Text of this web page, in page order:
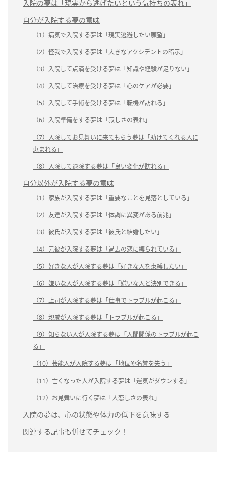
入院の夢は「現実から逃げたいという気持ちの表れ」
自分が入院する夢の意味
（1）病気で入院する夢は「現実逃避したい願望」
（2）怪我で入院する夢は「大きなアクシデントの暗示」
（3）入院して点滴を受ける夢は「知識や経験が足りない」
（4）入院して治療を受ける夢は「心のケアが必要」
（5）入院して手術を受ける夢は「転機が訪れる」
（6）入院準備をする夢は「寂しさの表れ」
（7）入院してお見舞いに来てもらう夢は「助けてくれる人に
恵まれる」
（8）入院して退院する夢は「良い変化が訪れる」
自分以外が入院する夢の意味
（1）家族が入院する夢は「重要なことを見落としている」
（2）友達が入院する夢は「体調に異変がある前兆」
（3）彼氏が入院する夢は「彼氏と結婚したい」
（4）元彼が入院する夢は「過去の恋に縛られている」
（5）好きな人が入院する夢は「好きな人を束縛したい」
（6）嫌いな人が入院する夢は「嫌いな人と決別できる」
（7）上司が入院する夢は「仕事でトラブルが起こる」
（8）親戚が入院する夢は「トラブルが起こる」
（9）知らない人が入院する夢は「人間関係のトラブルが起こ
る」
（10）芸能人が入院する夢は「地位や名誉を失う」
（11）亡くなった人が入院する夢は「運気がダウンする」
（12）お見舞いに行く夢は「人恋しさの表れ」
入院の夢は、心の状態や体力の低下を意味する
関連する記事も併せてチェック！